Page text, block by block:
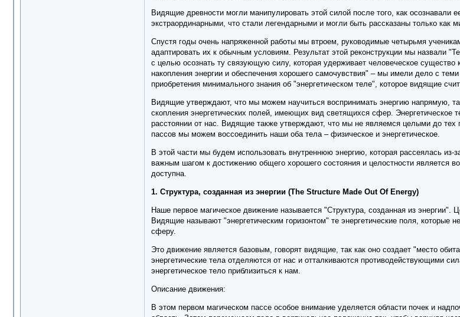
Видящие древности могли манипулировать этой силой после того, как
экстраординарными, что стали легендарными и могли быть рассказаны только как
Спустя годы очень напряженной работы мы втроем, руководимые четырьмя
адаптировать их к обычным условиям. Результат этой реконструкции мы назвали
с целью осознать ту связующую силу, которая удерживает человеческое
накопления энергии и обеспечения хорошего самочувствия" – мы имели дело с
приобретения минимального знания об "энергетическом теле", которое видящие
Видящие утверждают, что мы можем научиться воспринимать энергию напрямую,
скопления энергетических полей, имеющих вид светящихся сфер.
расстоянии от нас. Видящие также утверждают, что мы не являемся целыми до
пассов мы можем воссоединить наши оба тела – физическое и энергетическое.
В этой части мы будем использовать внутреннюю энергию, которая рассеялась
важным шагом к достижению общего хорошего состояния и целостности является
доступна.
1. Структура, созданная из энергии (The Structure Made Out Of Energy)
Наше первое магическое движение называется "Структура, созданная из
Видящие называют "энергетическим горизонтом" те энергетические поля,
сферу.
Это движение является базовым, говорят видящие, так как оно создает "место
энергетические тела отделяются от нас и отталкиваются противодействующими
энергетическое тело приблизиться к нам.
Описание движения:
В этом первом магическом пассе особое внимание уделяется области почек и